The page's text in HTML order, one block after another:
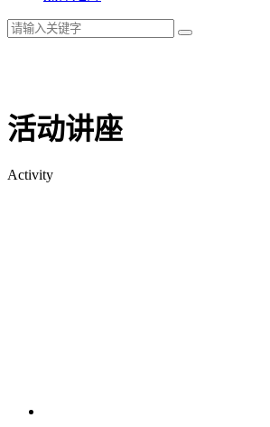
活动讲座
Activity